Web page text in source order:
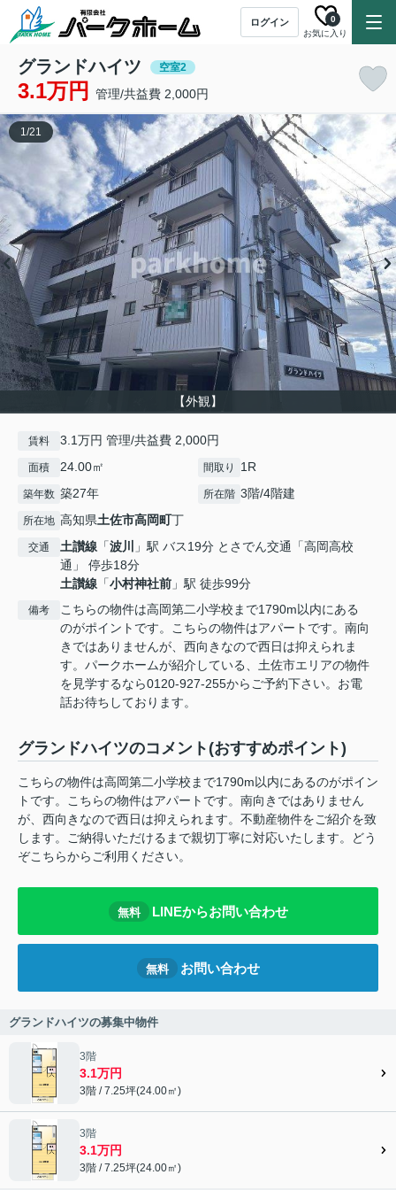
ログイン
お気に入り
0
グランドハイツ 空室2
3.1万円 管理/共益費 2,000円
【外観】
1/21
賃料 3.1万円 管理/共益費 2,000円
面積 24.00㎡ 間取り 1R
築年数 築27年 所在階 3階/4階建
所在地 高知県土佐市高岡町丁
交通 土讃線 「波川
」駅 バス19分 とさでん交通「高岡高校
通」 停歩18分
土讃線 「小村神社前 」駅 徒歩99分
備考
こちらの物件は高岡第二小学校まで1790m以内にある
のがポイントです。こちらの物件はアパートです。南向
きではありませんが、西向きなので西日は抑えられま
す。パークホームが紹介している、土佐市エリアの物件
を見学するなら0120-927-255からご予約下さい。お電
話お待ちしております。
グランドハイツのコメント(おすすめポイント)
こちらの物件は高岡第二小学校まで1790m以内にあるのがポイン
トです。こちらの物件はアパートです。南向きではありません
が、西向きなので西日は抑えられます。不動産物件をご紹介を致
します。ご納得いただけるまで親切丁寧に対応いたします。どう
ぞこちらからご利用ください。
無料 LINEからお問い合わせ
無料 お問い合わせ
グランドハイツの募集中物件
3階
3.1万円
3階 / 7.25坪(24.00㎡)
3階
3.1万円
3階 / 7.25坪(24.00㎡)